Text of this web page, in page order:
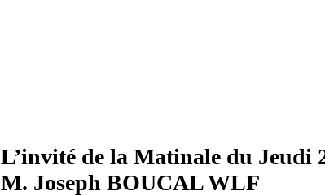
L’invité de la Matinale du Jeudi
M. Joseph BOUCAL WLF